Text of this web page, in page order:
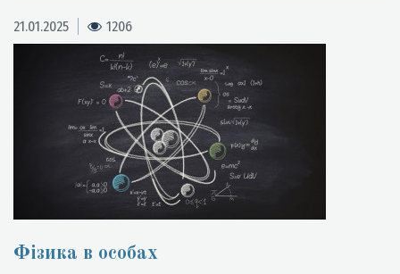
21.01.2025 1206
Фізика в особах